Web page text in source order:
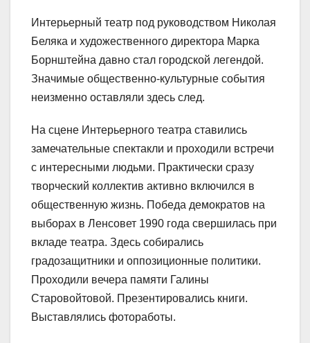
Интерьерный театр под руководством Николая
Беляка и художественного директора Марка
Борнштейна давно стал городской легендой.
Значимые общественно-культурные события
неизменно оставляли здесь след.
На сцене Интерьерного театра ставились
замечательные спектакли и проходили встречи
с интересными людьми. Практически сразу
творческий коллектив активно включился в
общественную жизнь. Победа демократов на
выборах в Ленсовет 1990 года свершилась при
вкладе театра. Здесь собирались
градозащитники и оппозиционные политики.
Проходили вечера памяти Галины
Старовойтовой. Презентировались книги.
Выставлялись фотоработы.